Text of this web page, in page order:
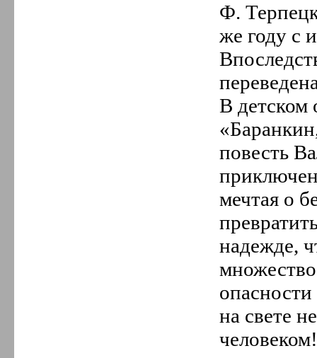
Ф.
же году с
В детском
повесть
мечтая о
надежде,
на свете
человеком!